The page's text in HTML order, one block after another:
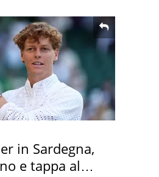
in Sardegna,
e tappa al